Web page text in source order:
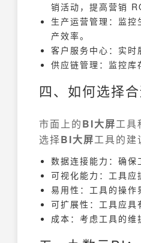
销活动，提高营销
生产运营管理：监
产效率。
客户服务中心：实时
供应链管理：监控库
四、如何选择
市面上的BI大屏工具
选择BI大屏工具的建
数据连接能力：确保
可视化能力：工具应
易用性：工具的操作
可扩展性：工具应具
成本：考虑工具的维